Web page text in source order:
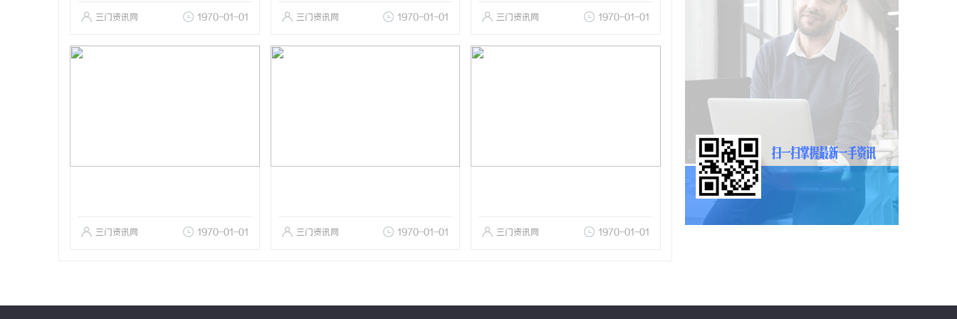
三门资讯网 1970-01-01 三门资讯网 1970-01-01 三门资讯网 1970-01-01
三门资讯网 1970-01-01 三门资讯网 1970-01-01 三门资讯网 1970-01-01